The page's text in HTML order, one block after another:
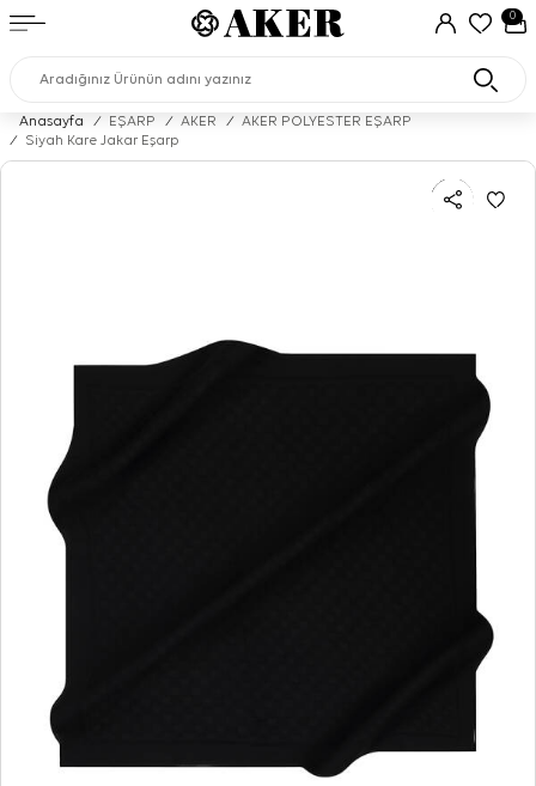
0
Anasayfa / EŞARP / AKER /
AKER POLYESTER EŞARP
/
Siyah Kare Jakar Eşarp